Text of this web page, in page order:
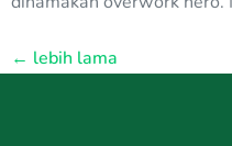
← lebih lama